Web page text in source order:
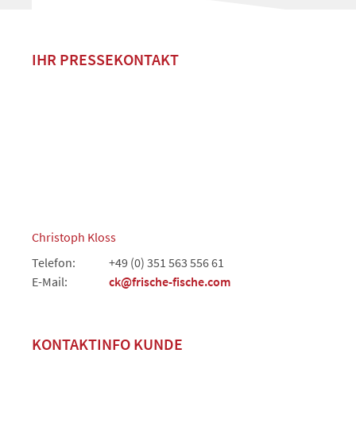
IHR PRESSEKONTAKT
Christoph Kloss
Telefon:
+49 (0) 351 563 556 61
E-Mail:
ck@frische-fische.com
KONTAKTINFO KUNDE